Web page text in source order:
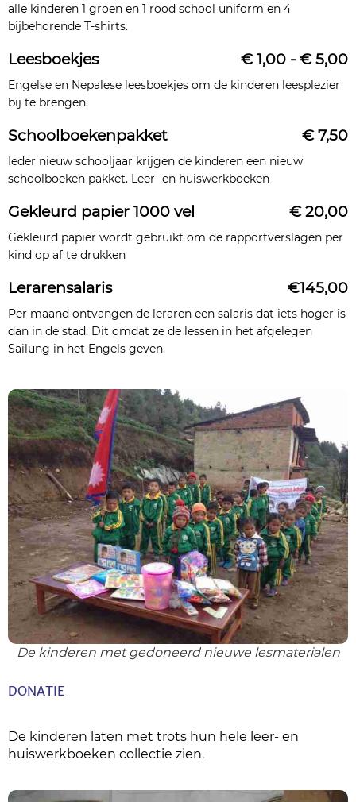
alle kinderen 1 groen en 1 rood school uniform en 4
bijbehorende T-shirts.
Leesboekjes € 1,00 - € 5,00
Engelse en Nepalese leesboekjes om de kinderen leesplezier
bij te brengen.
Schoolboekenpakket € 7,50
Ieder nieuw schooljaar krijgen de kinderen een nieuw
schoolboeken pakket. Leer- en huiswerkboeken
Gekleurd papier 1000 vel € 20,00
Gekleurd papier wordt gebruikt om de rapportverslagen per
kind op af te drukken
Lerarensalaris €145,00
Per maand ontvangen de leraren een salaris dat iets hoger is
dan in de stad. Dit omdat ze de lessen in het afgelegen
Sailung in het Engels geven.
De kinderen met gedoneerd nieuwe lesmaterialen
DONATIE
De kinderen laten met trots hun hele leer- en
huiswerkboeken collectie zien.